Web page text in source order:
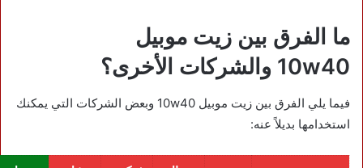
ما الفرق بين زيت موبيل
10w40 والشركات الأخرى؟
فيما يلي الفرق بين زيت موبيل 10w40 وبعض الشركات التي يمكنك
استخدامها بديلاً عنه: